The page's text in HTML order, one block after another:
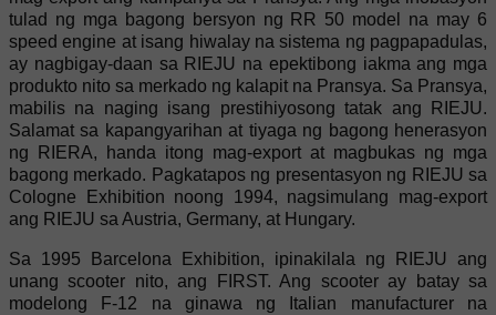
tulad ng mga bagong bersyon ng RR 50 model na may 6
speed engine at isang hiwalay na sistema ng pagpapadulas,
ay nagbigay-daan sa RIEJU na epektibong iakma ang mga
produkto nito sa merkado ng kalapit na Pransya. Sa Pransya,
mabilis na naging isang prestihiyosong tatak ang RIEJU.
Salamat sa kapangyarihan at tiyaga ng bagong henerasyon
ng RIERA, handa itong mag-export at magbukas ng mga
bagong merkado. Pagkatapos ng presentasyon ng RIEJU sa
Cologne Exhibition noong 1994, nagsimulang mag-export
ang RIEJU sa Austria, Germany, at Hungary.
Sa 1995 Barcelona Exhibition, ipinakilala ng RIEJU ang
unang scooter nito, ang FIRST. Ang scooter ay batay sa
modelong F-12 na ginawa ng Italian manufacturer na